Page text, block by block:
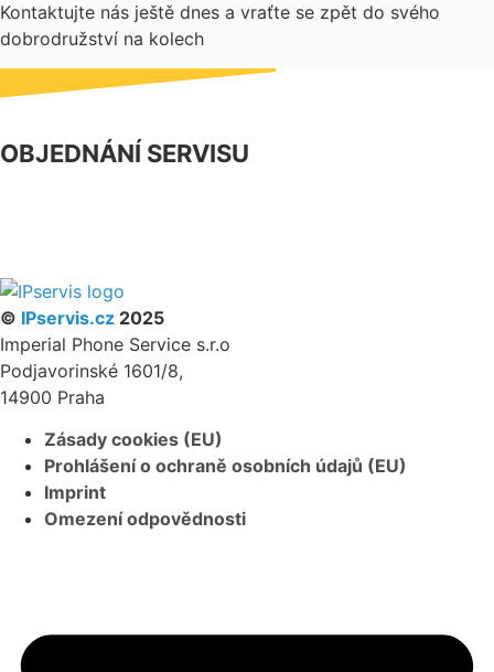
Kontaktujte nás ještě dnes a vraťte se zpět do svého
dobrodružství na kolech
OBJEDNÁNÍ SERVISU
© IPservis.cz 2025
Imperial Phone Service s.r.o
Podjavorinské 1601/8,
14900 Praha
Zásady cookies (EU)
Prohlášení o ochraně osobních údajů (EU)
Imprint
Omezení odpovědnosti